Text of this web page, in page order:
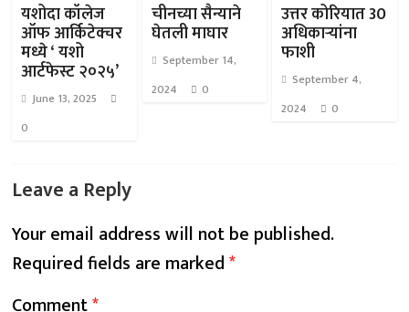
यशोदा कॉलेज
ऑफ आर्किटेक्चर
मध्ये ‘ यशो
आर्टफेस्ट २०२५’
June 13, 2025
0
चीनच्या सैन्याने
घेतली माघार
September 14,
2024
0
उत्तर कोरियात 30
अधिकाऱ्यांना
फाशी
September 4,
2024
0
Leave a Reply
Your email address will not be published.
Required fields are marked*
Comment*